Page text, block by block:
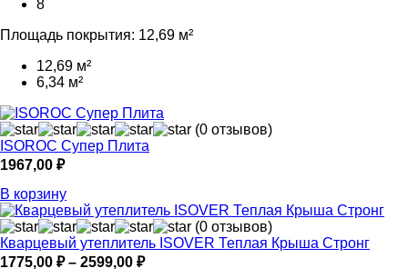
8
Площадь покрытия: 12,69 м²
12,69 м²
6,34 м²
(0 отзывов)
ISOROC Супер Плита
1967,00 ₽
В корзину
(0 отзывов)
Кварцевый утеплитель ISOVER Теплая Крыша Стронг
1775,00 ₽ – 2599,00 ₽Диапазон